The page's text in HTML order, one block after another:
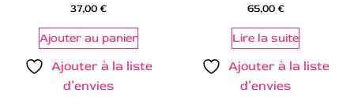
37,00€
Ajouter au panier
Ajouter à la liste
d’envies
65,00€
Lire la suite
Ajouter à la liste
d’envies